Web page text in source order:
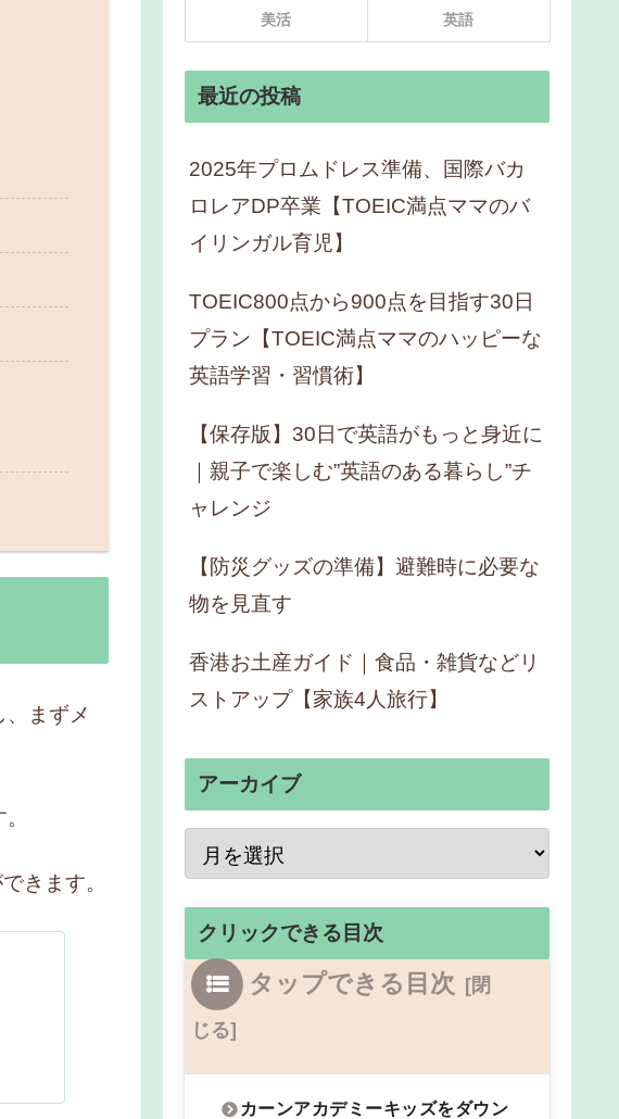
まずメ
きます。
美活 英語
最近の投稿
2025年プロムドレス準備、国際バカ
ロレアDP卒業【TOEIC満点ママのバ
イリンガル育児】
TOEIC800点から900点を目指す30日
プラン【TOEIC満点ママのハッピーな
英語学習・習慣術】
【保存版】30日で英語がもっと身近に
｜親子で楽しむ”英語のある暮らし”チ
ャレンジ
【防災グッズの準備】避難時に必要な
物を見直す
香港お土産ガイド｜食品・雑貨などリ
ストアップ【家族4人旅行】
アーカイブ
クリックできる目次
タップできる目次
カーンアカデミーキッズをダウン